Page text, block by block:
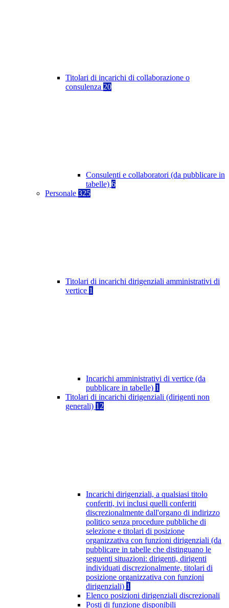
Titolari di incarichi di collaborazione o
consulenza 20
Consulenti e collaboratori (da pubblicare in
tabelle) 6
Personale 325
Titolari di incarichi dirigenziali amministrativi di
vertice 1
Incarichi amministrativi di vertice (da
pubblicare in tabelle) 1
Titolari di incarichi dirigenziali (dirigenti non
generali) 12
Incarichi dirigenziali, a qualsiasi titolo
conferiti, ivi inclusi quelli conferiti
discrezionalmente dall'organo di indirizzo
politico senza procedure pubbliche di
selezione e titolari di posizione
organizzativa con funzioni dirigenziali (da
pubblicare in tabelle che distinguano le
seguenti situazioni: dirigenti, dirigenti
individuati discrezionalmente, titolari di
posizione organizzativa con funzioni
dirigenziali) 1
Elenco posizioni dirigenziali discrezionali
Posti di funzione disponibili